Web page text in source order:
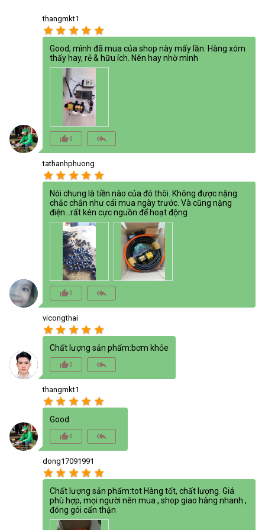
thangmkt1
star star star star star
Good, mình đã mua của shop này mấy lần. Hàng xóm
thấy hay, rẻ & hữu ích. Nên hay nhờ mình
thumb_up_alt0 reply_all
tathanhphuong
star star star star star
Nói chung là tiền nào của đó thôi. Không được nặng.
chắc chắn như cái mua ngày trước. Và cũng nặng
điện...rất kén cực nguồn để hoạt động
thumb_up_alt0 reply_all
vicongthai
star star star star star
Chất lượng sản phẩm:bơm khỏe
thumb_up_alt0 reply_all
thangmkt1
star star star star star
Good
thumb_up_alt0 reply_all
dong17091991
star star star star star
Chất lượng sản phẩm:tot Hàng tốt, chất lượng. Giá
phù hợp, mọi người nên mua , shop giao hàng nhanh ,
đóng gói cẩn thận